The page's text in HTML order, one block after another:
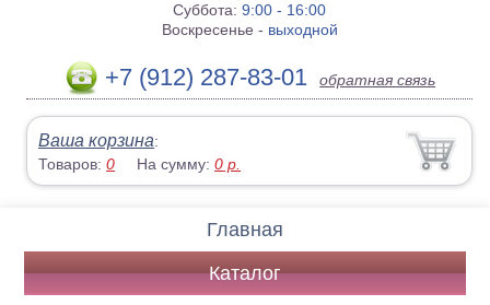
Суббота:9:00 - 16:00
Воскресенье - выходной
+7 (912) 287-83-01 обратная связь
Ваша корзина:
Товаров:0 На сумму:0 р.
Главная
Каталог